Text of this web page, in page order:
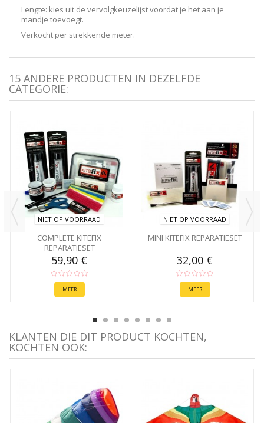
Lengte: kies uit de vervolgkeuzelijst voordat je het aan je
mandje toevoegt.
Verkocht per strekkende meter.
15 ANDERE PRODUCTEN IN DEZELFDE
CATEGORIE:
NIET OP VOORRAAD
COMPLETE KITEFIX
REPARATIESET
59,90 €
MEER
NIET OP VOORRAAD
MINI KITEFIX REPARATIESET
32,00 €
MEER
KLANTEN DIE DIT PRODUCT KOCHTEN,
KOCHTEN OOK: